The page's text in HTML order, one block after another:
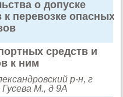
о допуске
перевозке опасных
средств и
к ним
р-н, г
М., д 9А